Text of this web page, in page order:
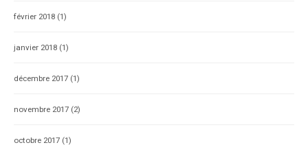
février 2018 (1)
janvier 2018 (1)
décembre 2017 (1)
novembre 2017 (2)
octobre 2017 (1)